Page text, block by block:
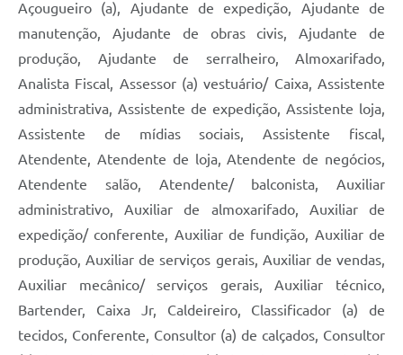
Açougueiro (a), Ajudante de expedição, Ajudante de
manutenção, Ajudante de obras civis, Ajudante de
produção, Ajudante de serralheiro, Almoxarifado,
Analista Fiscal, Assessor (a) vestuário/ Caixa, Assistente
administrativa, Assistente de expedição, Assistente loja,
Assistente de mídias sociais, Assistente fiscal,
Atendente, Atendente de loja, Atendente de negócios,
Atendente salão, Atendente/ balconista, Auxiliar
administrativo, Auxiliar de almoxarifado, Auxiliar de
expedição/ conferente, Auxiliar de fundição, Auxiliar de
produção, Auxiliar de serviços gerais, Auxiliar de vendas,
Auxiliar mecânico/ serviços gerais, Auxiliar técnico,
Bartender, Caixa Jr, Caldeireiro, Classificador (a) de
tecidos, Conferente, Consultor (a) de calçados, Consultor